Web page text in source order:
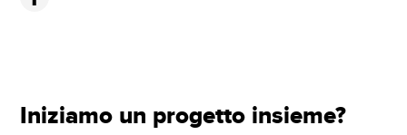
Iniziamo un progetto insieme?